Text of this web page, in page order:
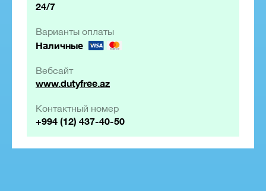
24/7
Варианты оплаты
Наличные
Вебсайт
www.dutyfree.az
Контактный номер
+994 (12) 437-40-50